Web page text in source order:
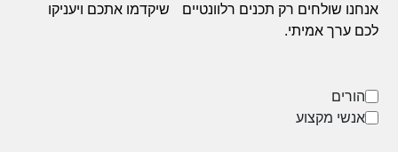
אנחנו שולחים רק תכנים רלוונטיים שיקדמו אתכם ויעניקו
לכם ערך אמיתי.
הורים
אנשי מקצוע